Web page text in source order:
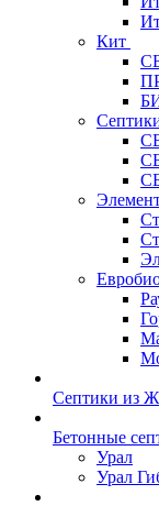
Кит
Септики из
Бетонные
Урал
Урал